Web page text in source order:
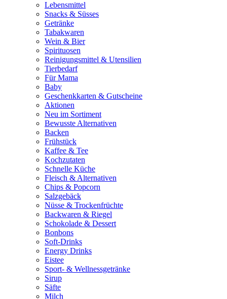
Lebensmittel
Snacks & Süsses
Getränke
Tabakwaren
Wein & Bier
Spirituosen
Reinigungsmittel & Utensilien
Tierbedarf
Für Mama
Baby
Geschenkkarten & Gutscheine
Aktionen
Neu im Sortiment
Bewusste Alternativen
Backen
Frühstück
Kaffee & Tee
Kochzutaten
Schnelle Küche
Fleisch & Alternativen
Chips & Popcorn
Salzgebäck
Nüsse & Trockenfrüchte
Backwaren & Riegel
Schokolade & Dessert
Bonbons
Soft-Drinks
Energy Drinks
Eistee
Sport- & Wellnessgetränke
Sirup
Säfte
Milch